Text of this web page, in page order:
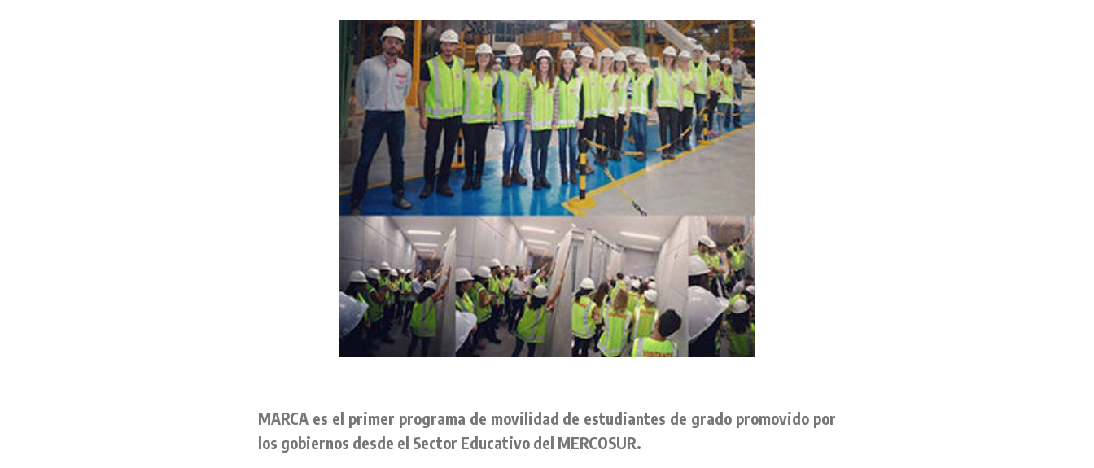
MARCA es el primer programa de movilidad de estudiantes de grado promovido por
los gobiernos desde el Sector Educativo del MERCOSUR.